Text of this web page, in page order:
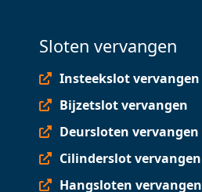
Sloten vervangen
Insteekslot vervangen
Bijzetslot vervangen
Deursloten vervangen
Cilinderslot vervangen
Hangsloten vervangen